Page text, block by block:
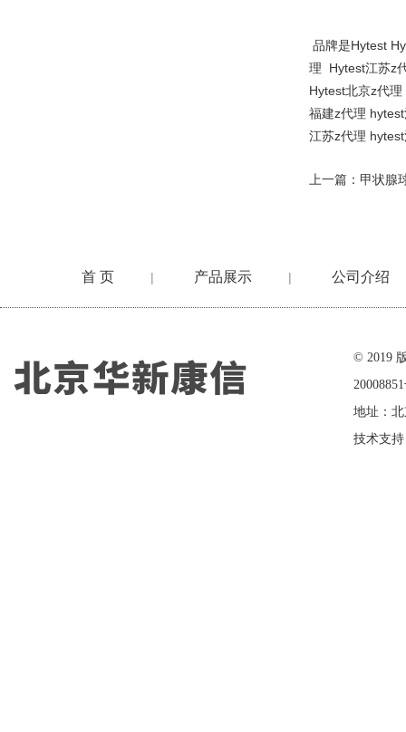
品牌是Hytest
理 Hytest江苏z
Hytest北京z代理
福建z代理 hytest
江苏z代理 hytest
上一篇： 甲状腺
首 页 | 产品展示 | 公司介绍
© 2019
地址：
技术支